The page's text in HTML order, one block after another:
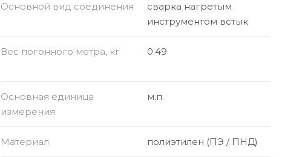
Основной вид соединения
сварка нагретым
инструментом встык
Вес погонного метра, кг 0.49
Основная единица
измерения
м.п.
Материал полиэтилен (ПЭ / ПНД)